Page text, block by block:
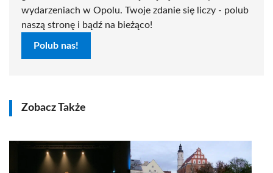
wydarzeniach w Opolu. Twoje zdanie się liczy - polub
naszą stronę i bądź na bieżąco!
Polub nas!
Zobacz Także